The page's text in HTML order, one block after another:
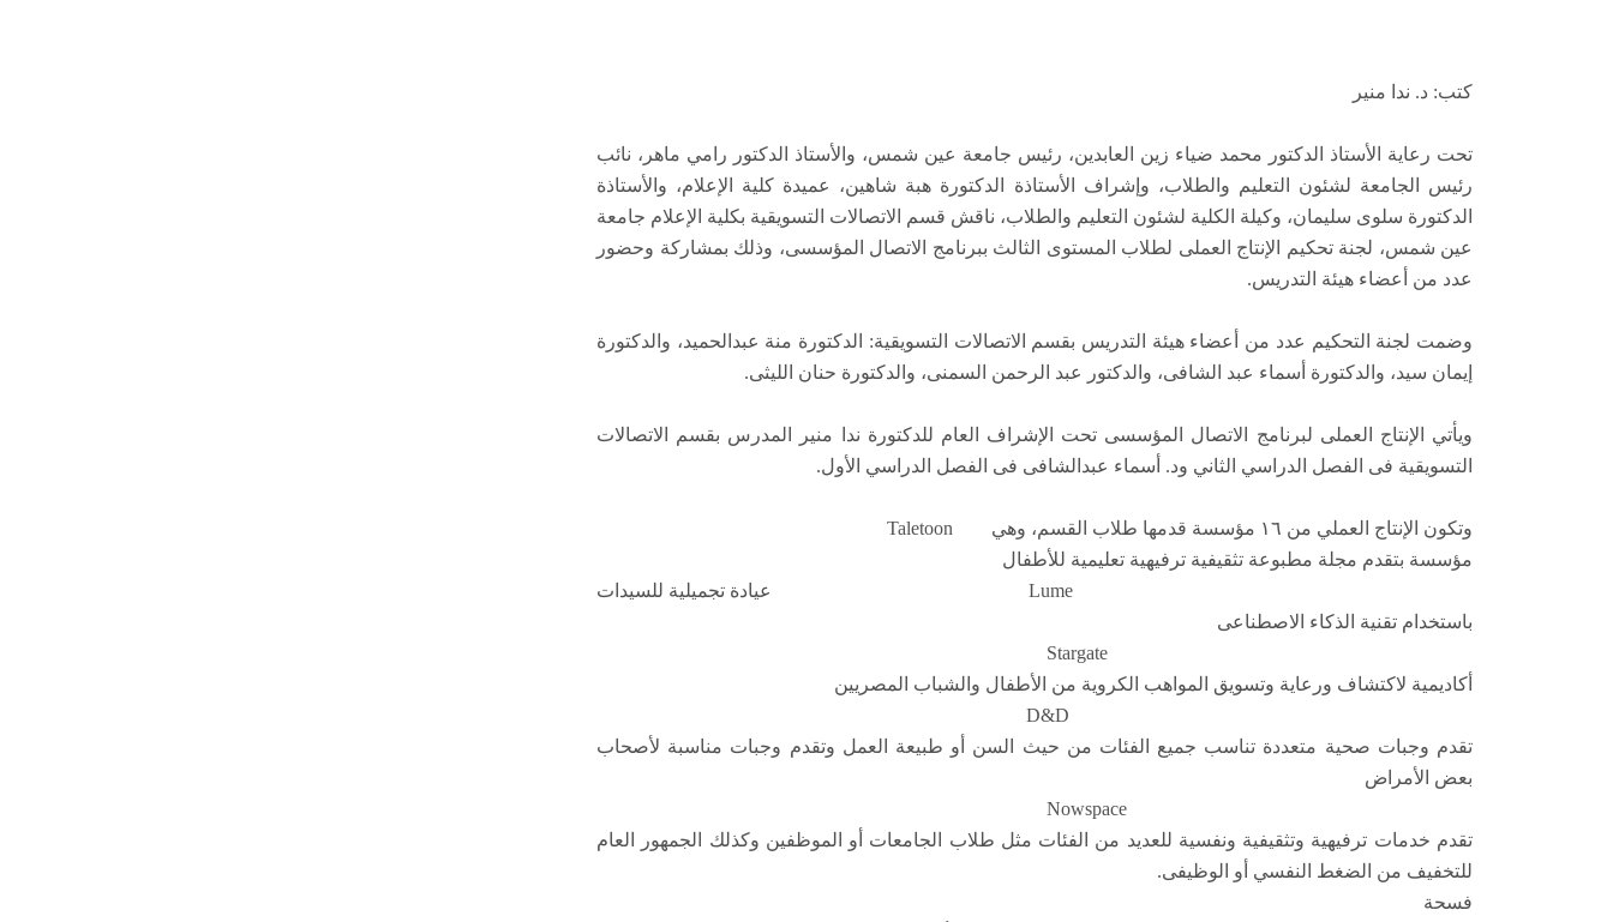
كتب: د. ندا منير
تحت رعاية الأستاذ الدكتور محمد ضياء زين العابدين، رئيس جامعة عين شمس، والأستاذ الدكتور رامي ماهر، نائب
رئيس الجامعة لشئون التعليم والطلاب، وإشراف الأستاذة الدكتورة هبة شاهين، عميدة كلية الإعلام، والأستاذة
الدكتورة سلوى سليمان، وكيلة الكلية لشئون التعليم والطلاب، ناقش قسم الاتصالات التسويقية بكلية الإعلام جامعة
عين شمس، لجنة تحكيم الإنتاج العملى لطلاب المستوى الثالث ببرنامج الاتصال المؤسسى، وذلك بمشاركة وحضور
عدد من أعضاء هيئة التدريس.
وضمت لجنة التحكيم عدد من أعضاء هيئة التدريس بقسم الاتصالات التسويقية: الدكتورة منة عبدالحميد، والدكتورة
إيمان سيد، والدكتورة أسماء عبد الشافى، والدكتور عبد الرحمن السمنى، والدكتورة حنان الليثى.
ويأتي الإنتاج العملى لبرنامج الاتصال المؤسسى تحت الإشراف العام للدكتورة ندا منير المدرس بقسم الاتصالات
التسويقية فى الفصل الدراسي الثاني ود. أسماء عبدالشافى فى الفصل الدراسي الأول.
وتكون الإنتاج العملي من ١٦ مؤسسة قدمها طلاب القسم، وهي Taletoon
مؤسسة بتقدم مجلة مطبوعة تثقيفية ترفيهية تعليمية للأطفال
Lume عيادة تجميلية للسيدات
باستخدام تقنية الذكاء الاصطناعى
أكاديمية لاكتشاف ورعاية وتسويق المواهب الكروية من الأطفال والشباب المصريين
تقدم وجبات صحية متعددة تناسب جميع الفئات من حيث السن أو طبيعة العمل وتقدم وجبات مناسبة لأصحاب
بعض الأمراض
تقدم خدمات ترفيهية وتثقيفية ونفسية للعديد من الفئات مثل طلاب الجامعات أو الموظفين وكذلك الجمهور العام
للتخفيف من الضغط النفسي أو الوظيفى.
فسحة